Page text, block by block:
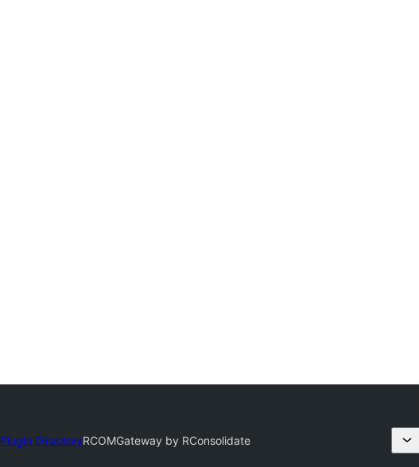
Plugin DirectoryRCOMGateway by RConsolidate